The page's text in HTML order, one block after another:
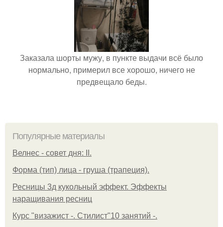
Заказала шорты мужу, в пункте выдачи всё было
нормально, примерил все хорошо, ничего не
предвещало беды.
Популярные материалы
Велнес - совет дня: II.
Форма (тип) лица - груша (трапеция).
Ресницы 3д кукольный эффект. Эффекты
наращивания ресниц
Курс "визажист -. Стилист"10 занятий -.